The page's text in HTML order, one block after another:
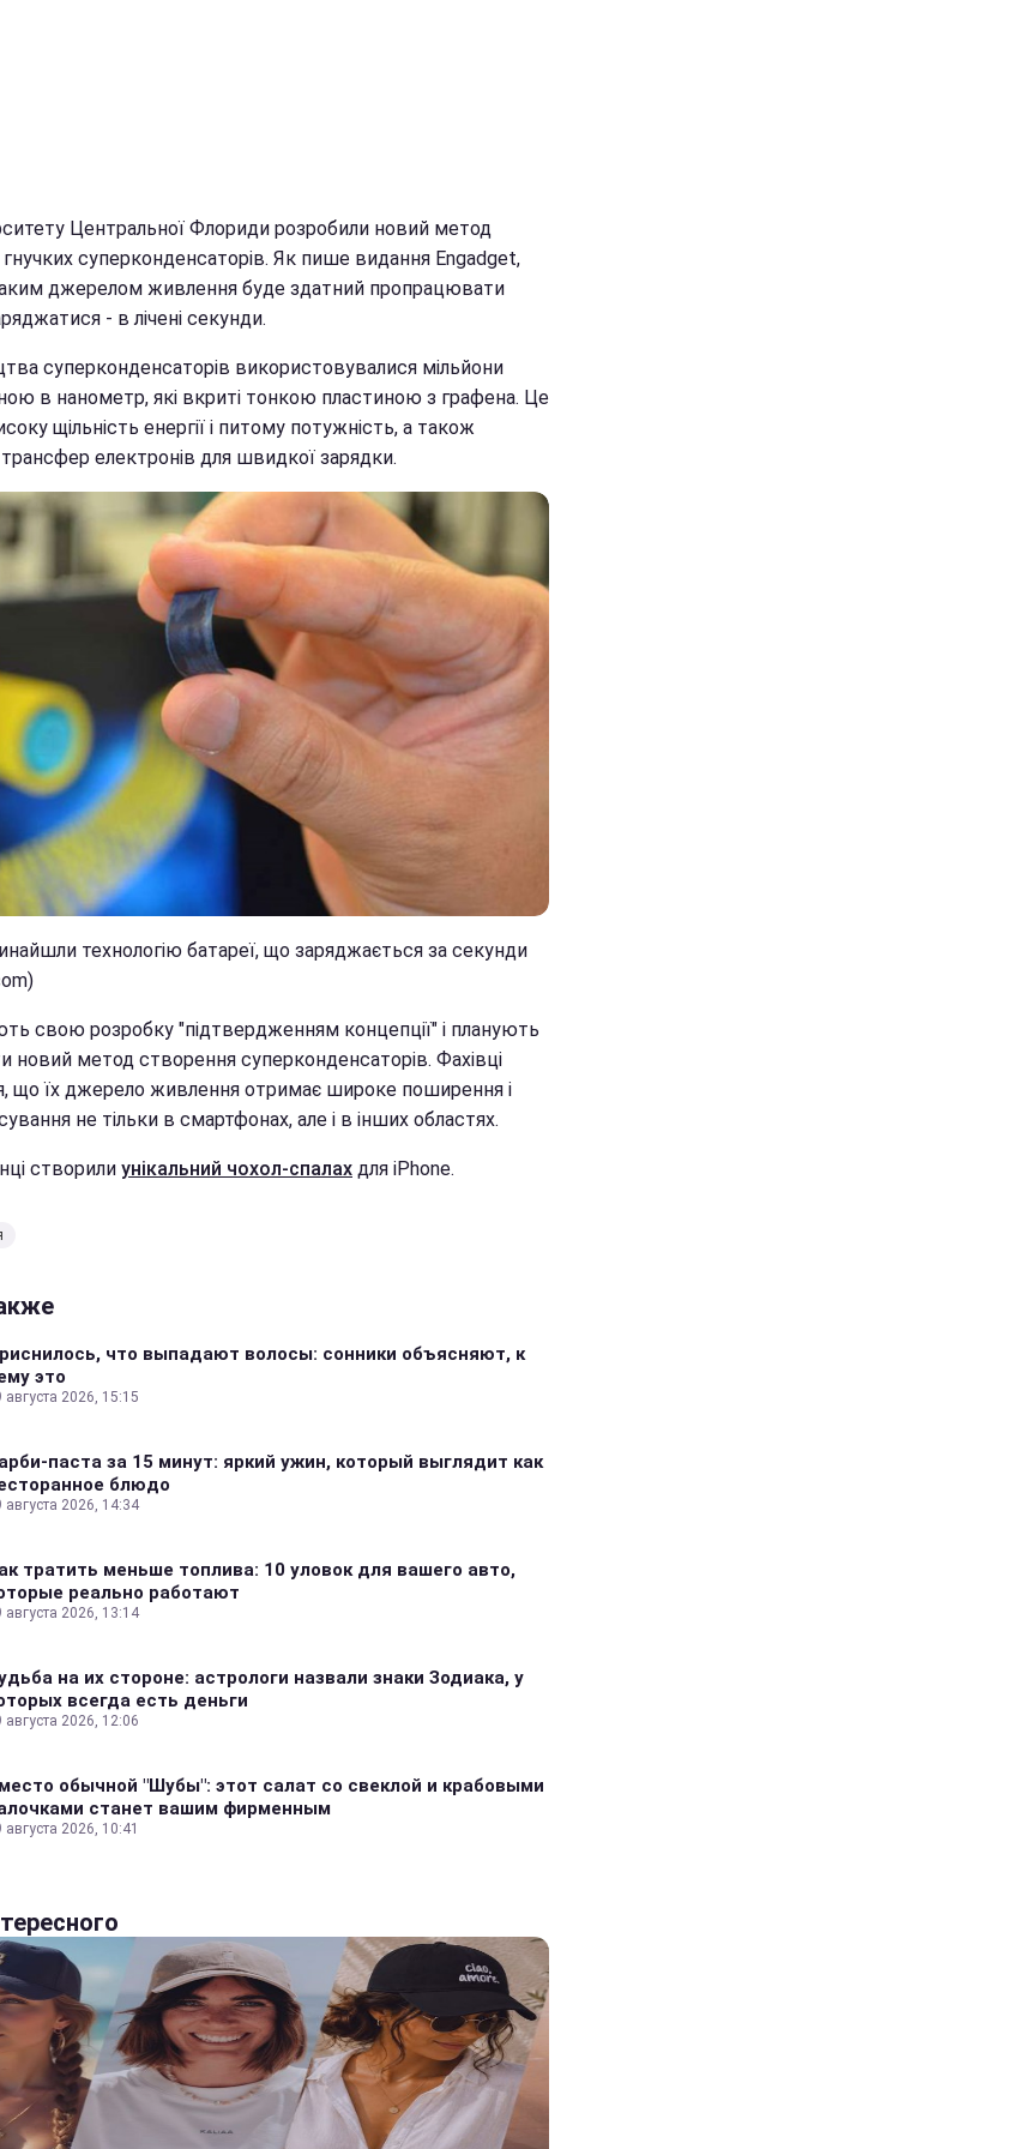
Центральної Флориди розробили новий метод
суперконденсаторів. Як пише видання Engadget,
джерелом живлення буде здатний пропрацювати
- в лічені секунди.
суперконденсаторів використовувалися мільйони
в нанометр, які вкриті тонкою пластиною з графена. Це
щільність енергії і питому потужність, а також
електронів для швидкої зарядки.
технологію батареї, що заряджається за секунди
свою розробку "підтвердженням концепції" і планують
новий метод створення суперконденсаторів. Фахівці
що їх джерело живлення отримає широке поширення і
не тільки в смартфонах, але і в інших областях.
створили унікальний чохол-спалах для iPhone.
что выпадают волосы: сонники объясняют, к
это
августа 2026, 15:15
паста за 15 минут: яркий ужин, который выглядит как
блюдо
августа 2026, 14:34
тратить меньше топлива: 10 уловок для вашего авто,
реально работают
августа 2026, 13:14
на их стороне: астрологи назвали знаки Зодиака, у
всегда есть деньги
августа 2026, 12:06
обычной "Шубы": этот салат со свеклой и крабовыми
станет вашим фирменным
августа 2026, 10:41